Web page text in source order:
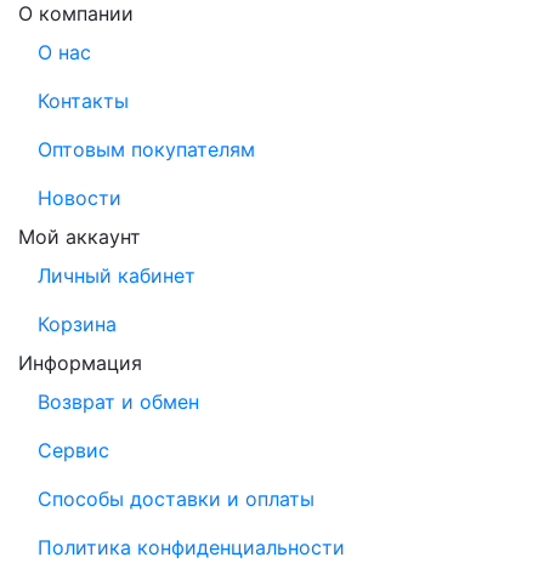
О компании
О нас
Контакты
Оптовым покупателям
Новости
Мой аккаунт
Личный кабинет
Корзина
Информация
Возврат и обмен
Сервис
Способы доставки и оплаты
Политика конфиденциальности